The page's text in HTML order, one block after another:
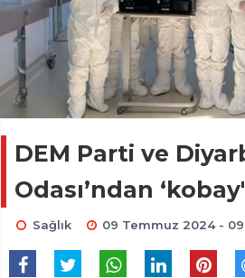
DEM Parti ve
Odası’ndan
Sağlık 09 Temmuz 2024 -